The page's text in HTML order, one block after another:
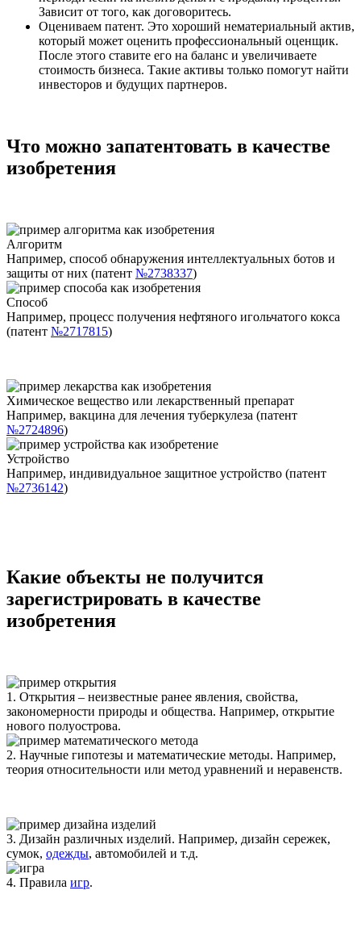
Зависит от того, как договоритесь.
Оцениваем патент. Это хороший нематериальный актив,
который может оценить профессиональный оценщик.
После этого ставите его на баланс и увеличиваете
стоимость бизнеса. Такие активы только помогут найти
инвесторов и будущих партнеров.
Что можно запатентовать в качестве
изобретения
Алгоритм
Например, способ обнаружения интеллектуальных ботов и
защиты от них (патент №2738337)
Способ
Например, процесс получения нефтяного игольчатого кокса
(патент №2717815)
Химическое вещество или лекарственный препарат
Например, вакцина для лечения туберкулеза (патент
№2724896)
Устройство
Например, индивидуальное защитное устройство (патент
№2736142)
Какие объекты не получится
зарегистрировать в качестве
изобретения
1. Открытия – неизвестные ранее явления, свойства,
закономерности природы и общества. Например, открытие
нового полуострова.
2. Научные гипотезы и математические методы. Например,
теория относительности или метод уравнений и неравенств.
3. Дизайн различных изделий. Например, дизайн сережек,
сумок, одежды, автомобилей и т.д.
4. Правила игр.